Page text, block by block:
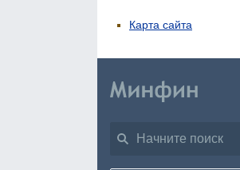
Карта сайта